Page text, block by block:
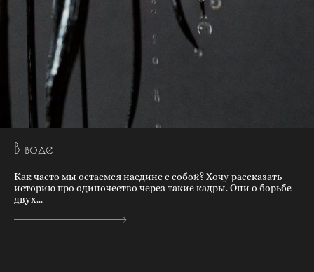
В воде
Как часто мы остаемся наедине с собой? Хочу рассказать
историю про одиночество через такие кадры. Они о борьбе
двух...